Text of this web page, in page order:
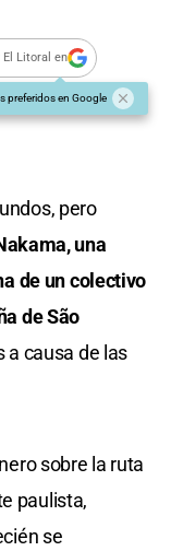
El Litoral en
preferidos en Google
pero
una
de un colectivo
de São
a causa de las
sobre la ruta
paulista,
se